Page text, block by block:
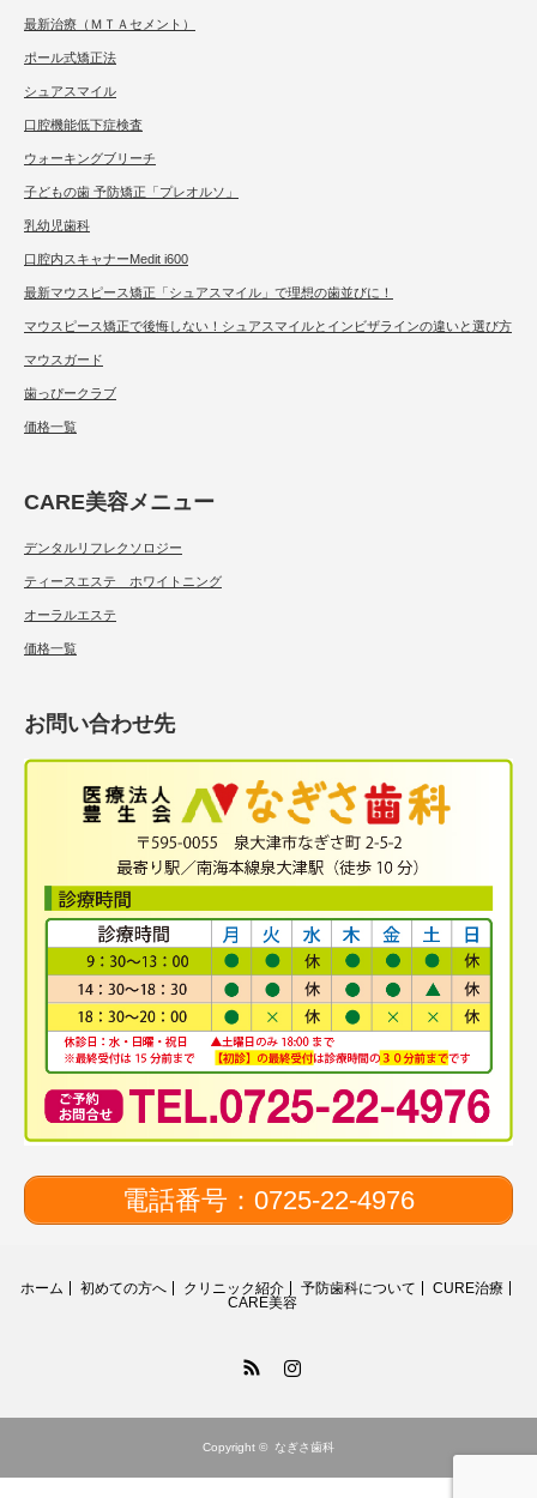
最新治療（ＭＴＡセメント）
ポール式矯正法
シュアスマイル
口腔機能低下症検査
ウォーキングブリーチ
子どもの歯 予防矯正「プレオルソ」
乳幼児歯科
口腔内スキャナーMedit i600
最新マウスピース矯正「シュアスマイル」で理想の歯並びに！
マウスピース矯正で後悔しない！シュアスマイルとインビザラインの違いと選び方
マウスガード
歯っぴークラブ
価格一覧
CARE美容メニュー
デンタルリフレクソロジー
ティースエステ ホワイトニング
オーラルエステ
価格一覧
お問い合わせ先
電話番号：0725-22-4976
ホーム 初めての方へ クリニック紹介 予防歯科について
CURE治療
CARE美容
Copyright © なぎさ歯科